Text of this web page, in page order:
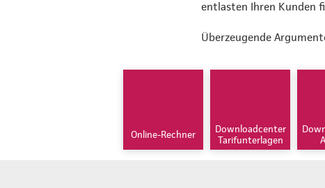
entlasten Ihren Kunden
Überzeugende
Online-Rechner
Downloadcenter
Tarifunterlagen